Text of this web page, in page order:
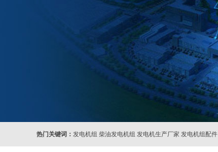
热门关键词： 发电机组 柴油发电机组 发电机生产厂家 发电机组配件